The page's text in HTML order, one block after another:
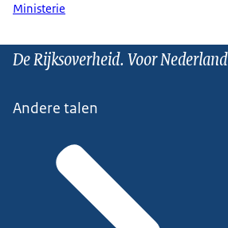
Ministerie
De Rijksoverheid. Voor Nederland
Andere talen